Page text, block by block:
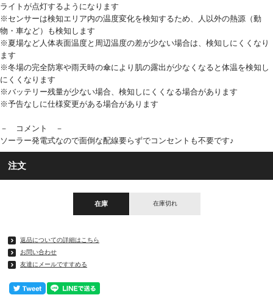
ライトが点灯するようになります
※センサーは検知エリア内の温度変化を検知するため、人以外の熱源（動
物・車など）も検知します
※夏場など人体表面温度と周辺温度の差が少ない場合は、検知しにくくなり
ます
※冬場の完全防寒や雨天時の傘により肌の露出が少なくなると体温を検知し
にくくなります
※バッテリー残量が少ない場合、検知しにくくなる場合があります
※予告なしに仕様変更がある場合があります
－ コメント －
ソーラー発電式なので面倒な配線要らずでコンセントも不要です♪
注文
在庫 在庫切れ
返品についての詳細はこちら
お問い合わせ
友達にメールですすめる